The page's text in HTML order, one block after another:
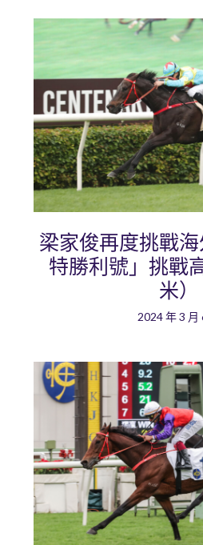
梁家俊再度挑戰
特勝利號」挑戰
米）
2024 年 3 月